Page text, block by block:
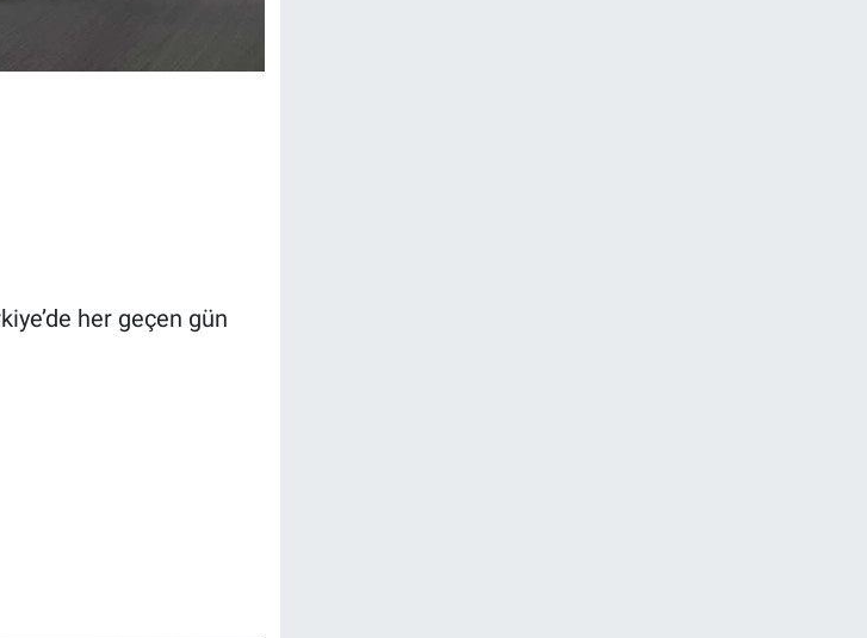
her geçen gün